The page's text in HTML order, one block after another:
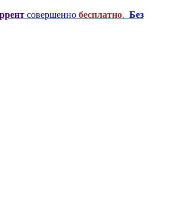
совершенно бесплатно. Без